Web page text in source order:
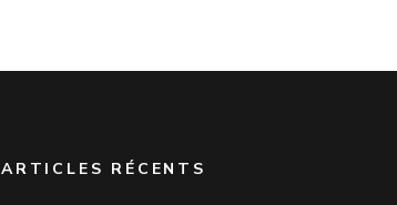
ARTICLES RÉCENTS